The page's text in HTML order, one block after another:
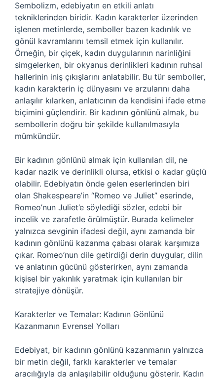
Sembolizm, edebiyatın en etkili anlatı
tekniklerinden biridir. Kadın karakterler üzerinden
işlenen metinlerde, semboller bazen kadınlık ve
gönül kavramlarını temsil etmek için kullanılır.
Örneğin, bir çiçek, kadın duygularının narinliğini
simgelerken, bir okyanus derinlikleri kadının ruhsal
hallerinin iniş çıkışlarını anlatabilir. Bu tür semboller,
kadın karakterin iç dünyasını ve arzularını daha
anlaşılır kılarken, anlatıcının da kendisini ifade etme
biçimini güçlendirir. Bir kadının gönlünü almak, bu
sembollerin doğru bir şekilde kullanılmasıyla
mümkündür.
Bir kadının gönlünü almak için kullanılan dil, ne
kadar nazik ve derinlikli olursa, etkisi o kadar güçlü
olabilir. Edebiyatın önde gelen eserlerinden biri
olan Shakespeare’in “Romeo ve Juliet” eserinde,
Romeo’nun Juliet’e söylediği sözler, edebi bir
incelik ve zarafetle örülmüştür. Burada kelimeler
yalnızca sevginin ifadesi değil, aynı zamanda bir
kadının gönlünü kazanma çabası olarak karşımıza
çıkar. Romeo’nun dile getirdiği derin duygular, dilin
ve anlatının gücünü gösterirken, aynı zamanda
kişisel bir yakınlık yaratmak için kullanılan bir
stratejiye dönüşür.
Karakterler ve Temalar: Kadının Gönlünü
Kazanmanın Evrensel Yolları
Edebiyat, bir kadının gönlünü kazanmanın yalnızca
bir metin değil, farklı karakterler ve temalar
aracılığıyla da anlaşılabilir olduğunu gösterir. Kadın